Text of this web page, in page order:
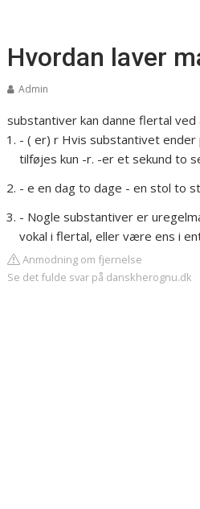
Hvordan laver
Admin
substantiver kan danne flertal ved
- ( er) r Hvis substantivet
tilføjes kun -r. -er et sekund to
- e en dag to dage - en stol to
- Nogle substantiver er
vokal i flertal, eller være ens i
Anmodning om fjernelse
Se det fulde svar på danskherognu.dk